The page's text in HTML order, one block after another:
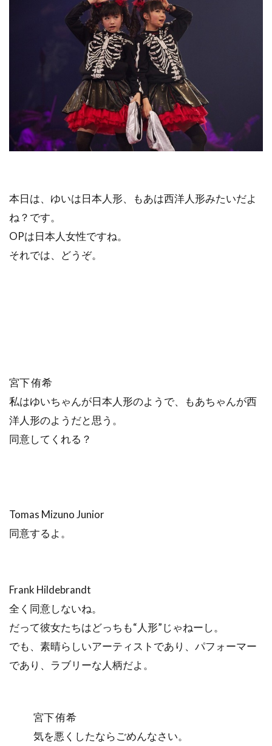
本日は、ゆいは日本人形、もあは西洋人形みたいだよ
ね？です。
OPは日本人女性ですね。
それでは、どうぞ。
宮下 侑希
私はゆいちゃんが日本人形のようで、もあちゃんが西
洋人形のようだと思う。
同意してくれる？
Tomas Mizuno Junior
同意するよ。
Frank Hildebrandt
全く同意しないね。
だって彼女たちはどっちも“人形”じゃねーし。
でも、素晴らしいアーティストであり、パフォーマー
であり、ラブリーな人柄だよ。
宮下 侑希
気を悪くしたならごめんなさい。